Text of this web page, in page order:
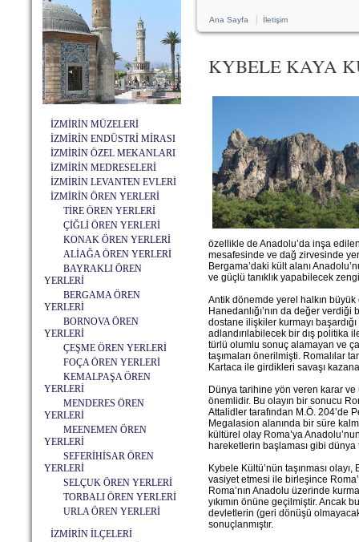
İZMİRİN MÜZELERİ
İZMİRİN ENDÜSTRİ MİRASI
İZMİRİN ÖZEL MEKANLARI
İZMİRİN MEDRESELERİ
İZMİRİN LEVANTEN EVLERİ
İZMİRİN ÖREN YERLERİ
TİRE ÖREN YERLERİ
ÇİĞLİ ÖREN YERLERİ
KONAK ÖREN YERLERİ
ALİAĞA ÖREN YERLERİ
BAYRAKLI ÖREN
YERLERİ
BERGAMA ÖREN
YERLERİ
BORNOVA ÖREN
YERLERİ
ÇEŞME ÖREN YERLERİ
FOÇA ÖREN YERLERİ
KEMALPAŞA ÖREN
YERLERİ
MENDERES ÖREN
YERLERİ
MEENEMEN ÖREN
YERLERİ
SEFERİHİSAR ÖREN
YERLERİ
SELÇUK ÖREN YERLERİ
TORBALI ÖREN YERLERİ
URLA ÖREN YERLERİ
İZMİRİN İLÇELERİ
Ana Sayfa| İletişim
KYBELE KAYA
özellikle de Anadolu’da inşa
mesafesinde ve dağ zirvesinde
Bergama’daki kült alanı
ve güçlü tanıklık yapabilecek
Antik dönemde yerel halkın büyük
Hanedanlığı’nın da değer
dostane ilişkiler kurmayı
adlandırılabilecek bir dış politika
türlü olumlu sonuç alamayan ve
taşımaları önerilmişti. Romalılar
Kartaca ile girdikleri savaşı
Dünya tarihine yön veren karar ve
önemlidir. Bu olayın bir sonucu
Attalidler tarafından M.Ö. 204’de
Megalasion alanında bir süre
kültürel olay Roma’ya
hareketlerin başlaması gibi
Kybele Kültü’nün taşınması
vasiyet etmesi ile birleşince
Roma’nın Anadolu üzerinde
yıkımın önüne geçilmiştir. Ancak
devletlerin (geri dönüşü
sonuçlanmıştır.